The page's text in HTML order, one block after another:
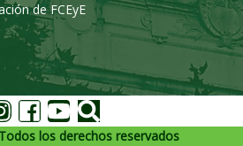
de FCEyE
los derechos reservados